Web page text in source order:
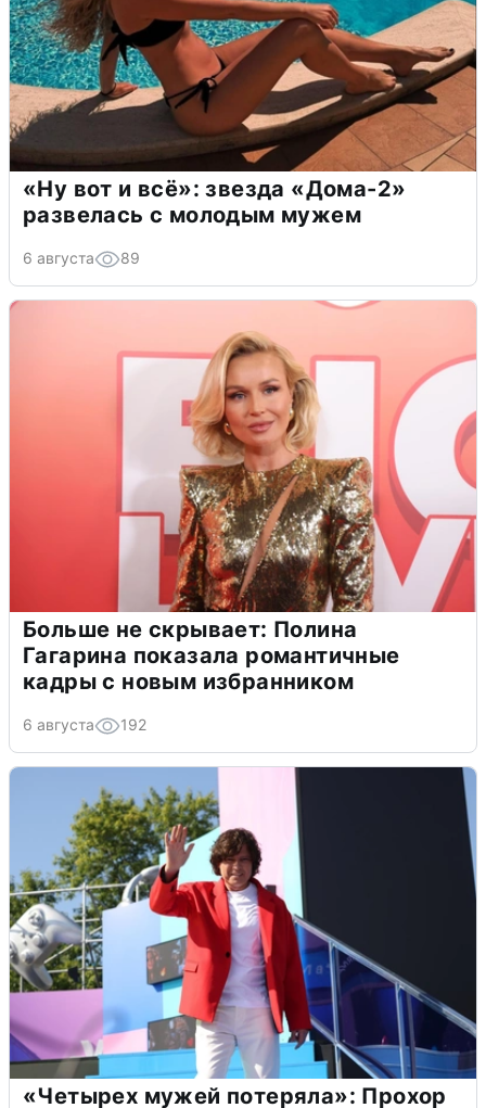
«Ну вот и всё»: звезда «Дома-2»
развелась с молодым мужем
6 августа 89
Больше не скрывает: Полина
Гагарина показала романтичные
кадры с новым избранником
6 августа 192
«Четырех мужей потеряла»: Прохор